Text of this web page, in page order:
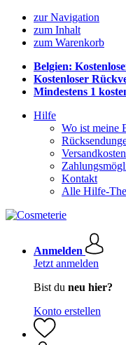
zur Navigation
zum Inhalt
zum Warenkorb
Belgien:
Kostenloser
Mindestens 1
Hilfe
Wo ist meine
Versandkosten
Kontakt
Alle Hilfe-
Anmelden
Jetzt anmelden
Bist du neu hier?
Konto erstellen